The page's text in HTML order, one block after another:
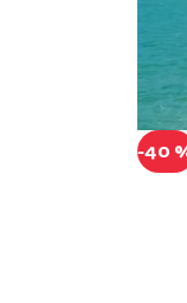
-40